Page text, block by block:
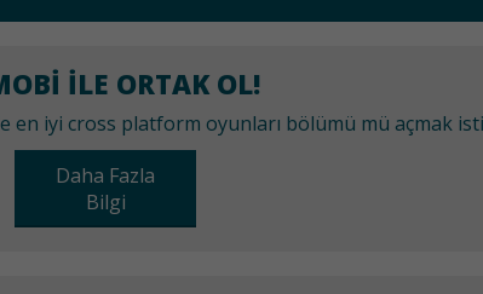
ILE ORTAK OL!
en iyi cross platform oyunları bölümü mü açmak
Daha Fazla
Bilgi